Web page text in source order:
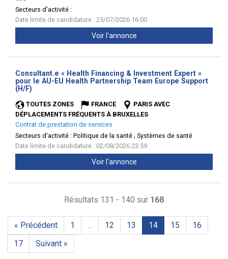
Secteurs d'activité :
Date limite de candidature : 25/07/2026 16:00
Voir l'annonce
Consultant.e « Health Financing & Investment Expert »
pour le AU-EU Health Partnership Team Europe Support
(H/F)
TOUTES ZONES FRANCE
PARIS AVEC
DÉPLACEMENTS FRÉQUENTS À BRUXELLES
Contrat de prestation de services
Secteurs d'activité : Politique de la santé ; Systèmes de santé
Date limite de candidature : 02/08/2026 23:59
Voir l'annonce
Résultats 131 - 140 sur 168
« Précédent 1 ... 12 13 14 15
16
17
Suivant »